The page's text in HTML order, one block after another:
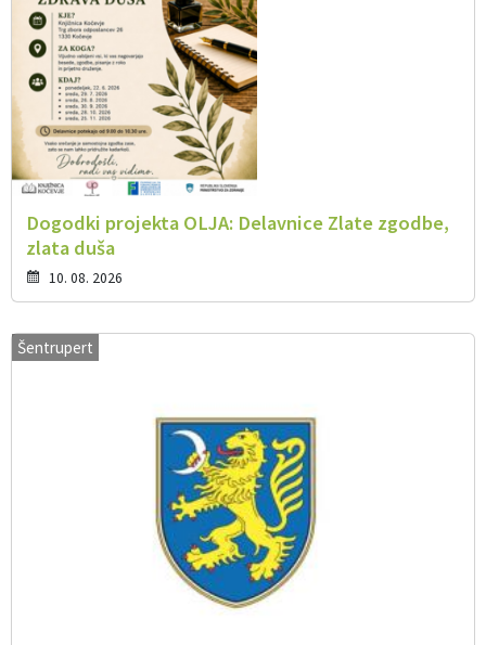
Dogodki projekta OLJA: Delavnice Zlate zgodbe,
zlata duša
10. 08. 2026
Šentrupert